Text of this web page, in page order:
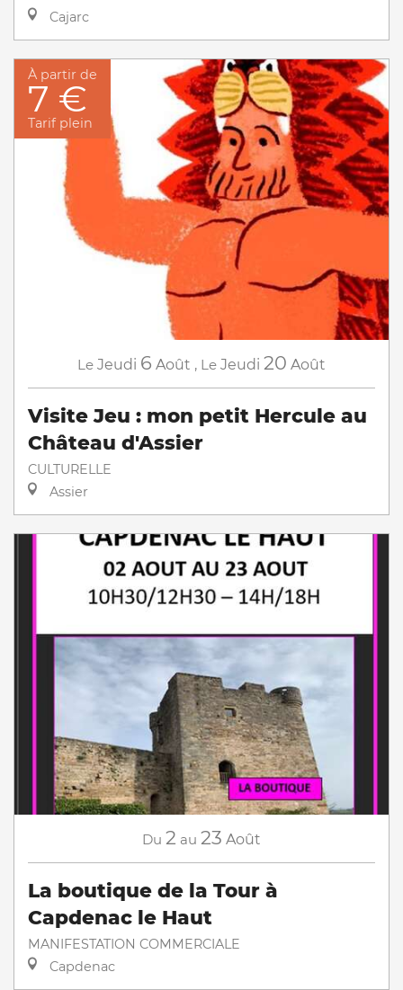
Cajarc
À partir de
7 €
Tarif plein
Le Jeudi 6 Août , Le Jeudi 20 Août
Visite Jeu : mon petit Hercule au
Château d'Assier
CULTURELLE
Assier
Du 2 au 23 Août
La boutique de la Tour à
Capdenac le Haut
MANIFESTATION COMMERCIALE
Capdenac